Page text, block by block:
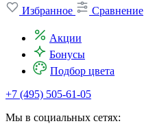
Избранное
Сравнение
Акции
Бонусы
Подбор цвета
+7 (495) 505-61-05
Мы в социальных сетях: